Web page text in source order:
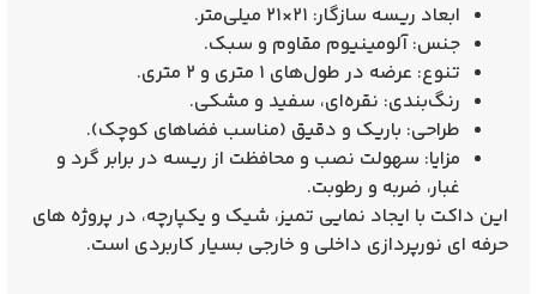
ابعاد ریسه سازگار:
جنس:آلومینیوم مقاوم و سبک.
تنوع: عرضه در طول‌های ۱ متری و ۲ متری
.
رنگ‌بندی: نقره‌ای، سفید و مشکی.
طراحی: باریک و دقیق (مناسب فضاهای کوچک).
مزایا: سهولت نصب و محافظت از ریسه در برابر گرد و
غبار، ضربه و رطوبت.
این داکت با ایجاد نمایی تمیز، شیک و یکپارچه، در پروژه‌ های
حرفه‌ ای نورپردازی داخلی و خارجی بسیار کاربردی است.